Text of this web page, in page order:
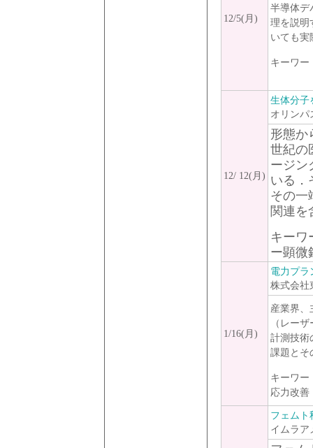
12/5(月)
半導体デ
理を説明
いても実
キーワー
12/ 12(月)
生体分子
オリン
形態か
世紀の
ージン
いる．
その一
関連を
キーワ
ー顕微
1/16(月)
電力プラ
株式会社
産業界、
（レー
計測技術
課題とそ
キーワー
応力改善
フェムト
イムラア